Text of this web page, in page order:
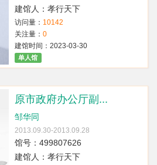
建馆人：孝行天下
访问量： 10142
关注量： 0
建馆时间：2023-03-30
单人馆
原市政府办公厅副...
邹华同
2013.09.30-2013.09.28
馆号：499807626
建馆人：孝行天下